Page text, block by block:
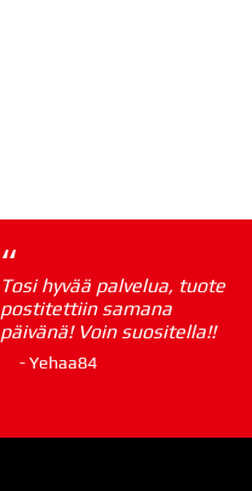
“
Tosi hyvää palvelua, tuote
postitettiin samana
päivänä! Voin suositella!!
- Yehaa84